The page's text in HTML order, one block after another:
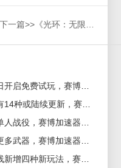
下一篇>>《光环：无限》多人模式测试即将开始，赛博加速器流畅助力